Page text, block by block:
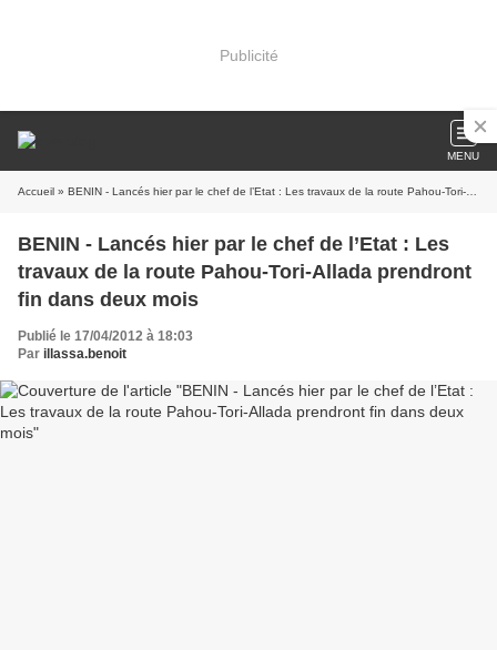
Publicité
MENU
Accueil » BENIN - Lancés hier par le chef de l’Etat : Les travaux de la route Pahou-Tori-Allada prendront fin dans deux mois
BENIN - Lancés hier par le chef de l’Etat : Les
travaux de la route Pahou-Tori-Allada prendront
fin dans deux mois
Publié le 17/04/2012 à 18:03
Par illassa.benoit